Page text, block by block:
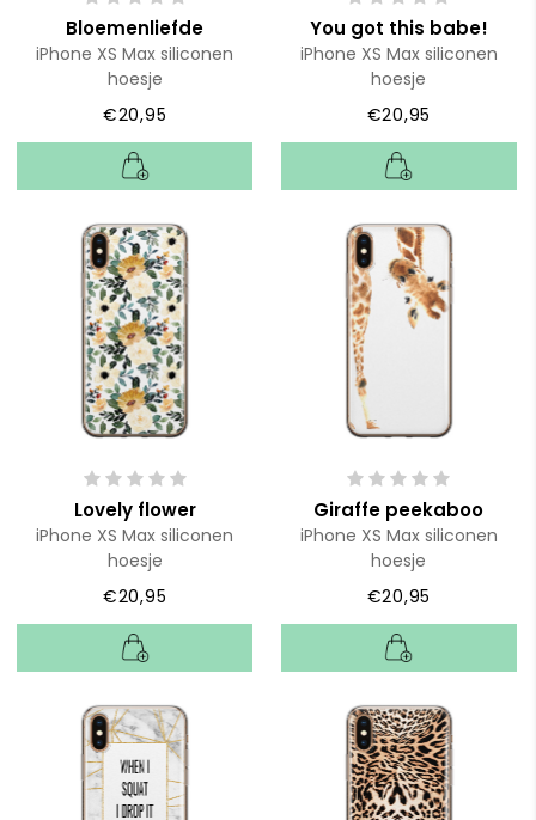
Bloemenliefde
iPhone XS Max siliconen
hoesje
€20,95
You got this babe!
iPhone XS Max siliconen
hoesje
€20,95
Lovely flower
iPhone XS Max siliconen
hoesje
€20,95
Giraffe peekaboo
iPhone XS Max siliconen
hoesje
€20,95